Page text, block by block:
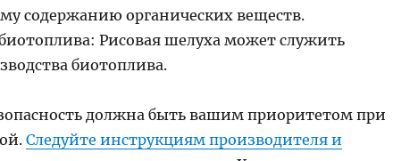
содержанию органических веществ.
Рисовая шелуха может служить
биотоплива.
должна быть вашим приоритетом при
Следуйте инструкциям производителя и